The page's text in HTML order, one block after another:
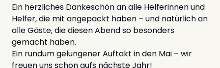
Ein herzliches Dankeschön an alle Helferinnen und
Helfer, die mit angepackt haben – und natürlich an
alle Gäste, die diesen Abend so besonders
gemacht haben.
Ein rundum gelungener Auftakt in den Mai – wir
freuen uns schon aufs nächste Jahr!